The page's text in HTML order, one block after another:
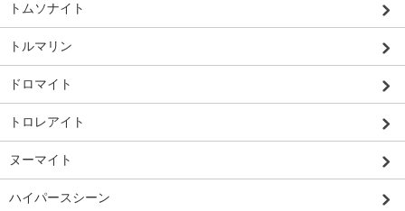
トムソナイト
トルマリン
ドロマイト
トロレアイト
ヌーマイト
ハイパースシーン